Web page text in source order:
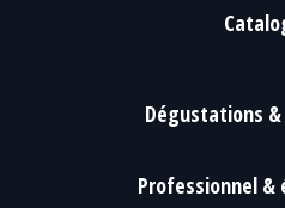
Dégustations
Professionnel &